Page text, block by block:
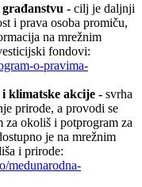
- cilj je daljnji
i prava osoba promiču,
na mrežnim
fondovi:
o-pravima-
klimatske akcije - svrha
prirode, a provodi se
za okoliš i potprogram za
je na mrežnim
i prirode:
medunarodna-